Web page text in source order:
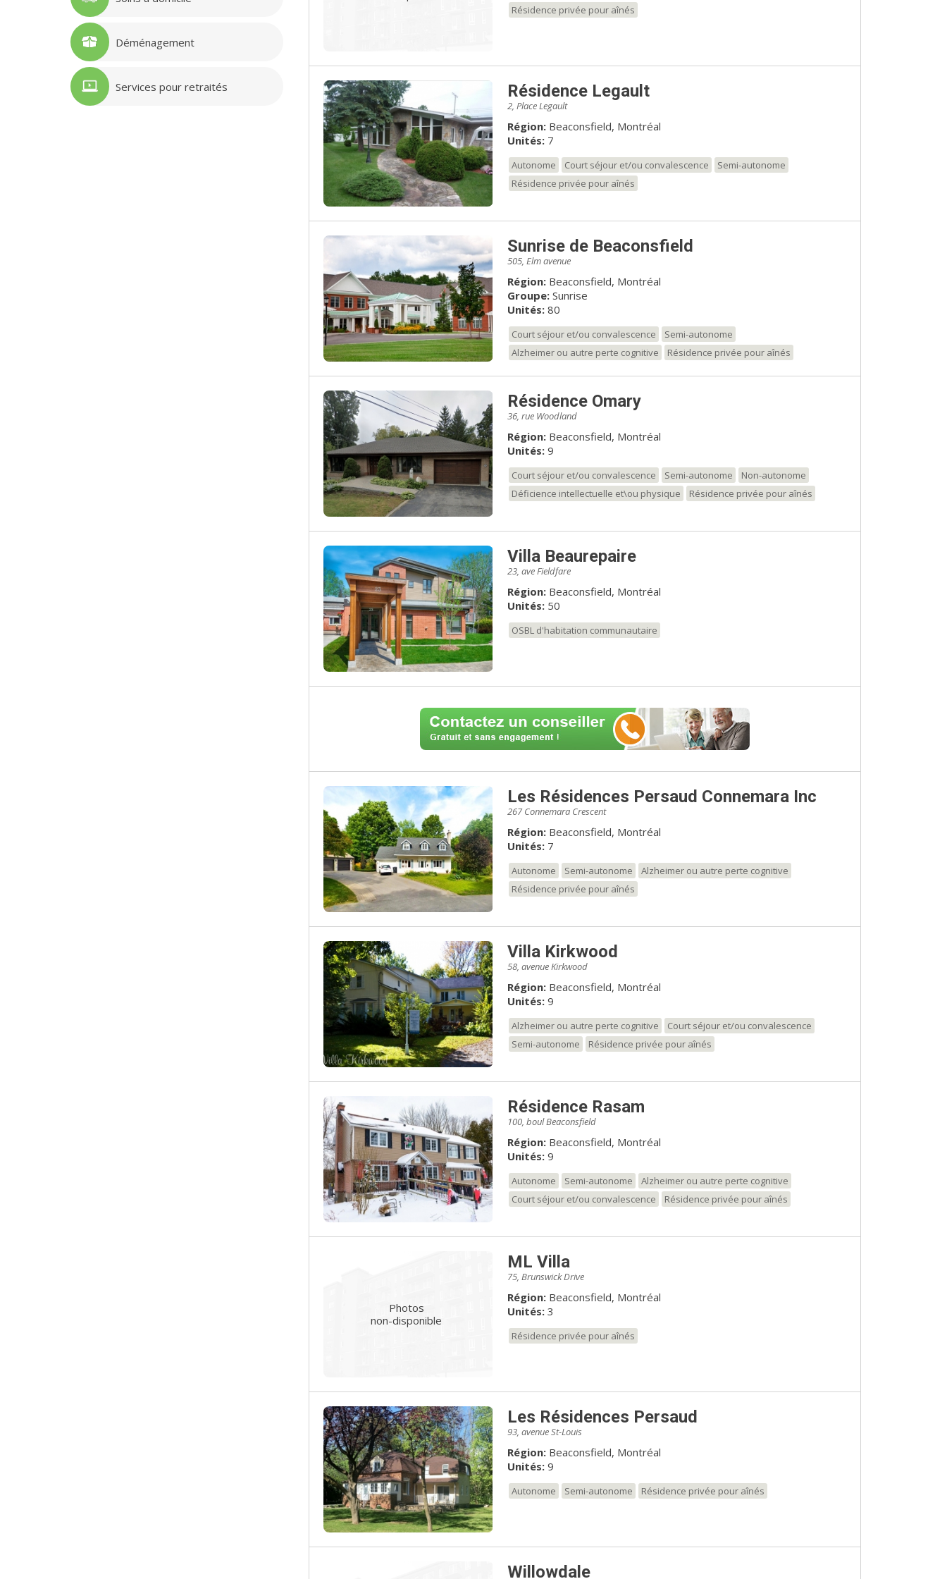
Déménagement
Services pour retraités
Résidence privée pour aînés
Résidence Legault
2, Place Legault
Région: Beaconsfield, Montréal
Unités:7
Autonome Court séjour et/ou convalescence
Semi-autonome
Résidence privée pour aînés
Sunrise de Beaconsfield
505, Elm avenue
Région: Beaconsfield, Montréal
Groupe: Sunrise
Unités:80
Court séjour et/ou convalescence
Semi-autonome
Alzheimer ou autre perte cognitive
Résidence privée pour aînés
Résidence Omary
36, rue Woodland
Région: Beaconsfield, Montréal
Unités:9
Court séjour et/ou convalescence Semi-autonome
Non-autonome
Déficience intellectuelle et\ou physique
Résidence privée pour aînés
Villa Beaurepaire
23, ave Fieldfare
Région: Beaconsfield, Montréal
Unités:50
OSBL d'habitation communautaire
Les Résidences Persaud Connemara Inc
267 Connemara Crescent
Région: Beaconsfield, Montréal
Unités:7
Autonome Semi-autonome
Alzheimer ou autre perte cognitive
Résidence privée pour aînés
Villa Kirkwood
58, avenue Kirkwood
Région: Beaconsfield, Montréal
Unités:9
Alzheimer ou autre perte cognitive
Court séjour et/ou convalescence
Semi-autonome
Résidence privée pour aînés
Résidence Rasam
100, boul Beaconsfield
Région: Beaconsfield, Montréal
Unités:9
Autonome Semi-autonome
Alzheimer ou autre perte cognitive
Court séjour et/ou convalescence
Résidence privée pour aînés
Photos
non-disponible
ML Villa
75, Brunswick Drive
Région: Beaconsfield, Montréal
Unités:3
Résidence privée pour aînés
Les Résidences Persaud
93, avenue St-Louis
Région: Beaconsfield, Montréal
Unités:9
Autonome Semi-autonome Résidence privée pour aînés
Willowdale